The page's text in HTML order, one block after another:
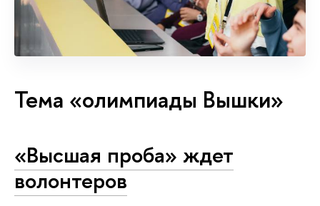
Тема «олимпиады Вышки»
«Высшая проба» ждет
волонтеров